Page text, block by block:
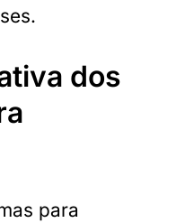
dos
para